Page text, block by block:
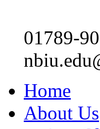
01789-
Home
About Us